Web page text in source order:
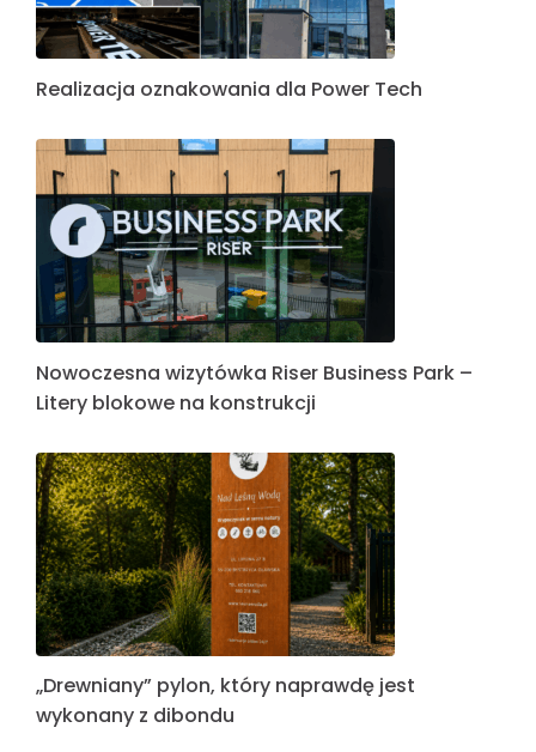
Realizacja oznakowania dla Power Tech
Nowoczesna wizytówka Riser Business Park –
Litery blokowe na konstrukcji
„Drewniany” pylon, który naprawdę jest
wykonany z dibondu